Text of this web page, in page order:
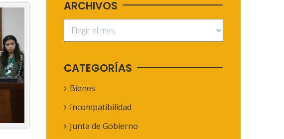
ARCHIVOS
CATEGORÍAS
Bienes
Incompatibilidad
Junta de Gobierno